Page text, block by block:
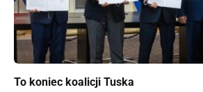
To koniec koalicji Tuska